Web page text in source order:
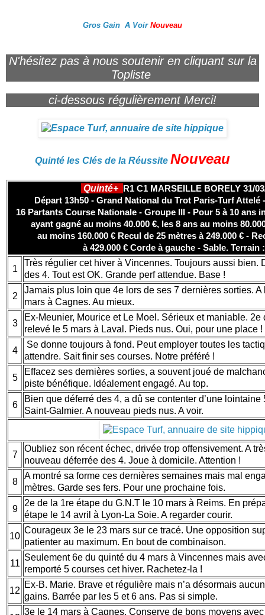
Gros Gain A Voir Nouveau
N'hésitez pas à nous soutenir en cliquant sur la
Topliste
ci-dessous régulièrement Merci!
Quinté les Clés de la Réussite Nouveau
Quinté+ R1 C1 MARSEILLE BORELY 31/
Départ 13h50 - Grand National du Trot Paris-Turf Attelé
16 Partants Course Nationale - Groupe III - Pour 5 à 10 ans
ayant gagné au moins 40.000 €, les 8 ans au moins
au moins 160.000 € Recul de 25 mètres à 249.000 € -
à 429.000 € Corde à gauche - Sable. Terrain
1
Très régulier cet hiver à Vincennes. Toujours aussi bien.
des 4. Tout est OK. Grande perf attendue. Base !
2
Jamais plus loin que 4e lors de ses 7 dernières sorties. A
mars à Cagnes. Au mieux.
3
Ex-Meunier, Mourice et Le Moel. Sérieux et maniable. 2e
relevé le 5 mars à Laval. Pieds nus. Oui, pour une place !
4
Se donne toujours à fond. Peut employer toutes les
attendre. Sait finir ses courses. Notre préféré !
5
Effacez ses dernières sorties, a souvent joué de
piste bénéfique. Idéalement engagé. Au top.
6
Bien que déferré des 4, a dû se contenter d’une
Saint-Galmier. A nouveau pieds nus. A voir.
7
Oubliez son récent échec, drivée trop offensivement. A
nouveau déferrée des 4. Joue à domicile. Attention !
8
A montré sa forme ces dernières semaines mais mal
mètres. Garde ses fers. Pour une prochaine fois.
9
2e de la 1re étape du G.N.T le 10 mars à Reims. En
étape le 14 avril à Lyon-La Soie. A regarder courir.
10
Courageux 3e le 23 mars sur ce tracé. Une opposition
patienter au maximum. En bout de combinaison.
11
Seulement 6e du quinté du 4 mars à Vincennes mais
remporté 5 courses cet hiver. Rachetez-la !
12
Ex-B. Marie. Brave et régulière mais n’a désormais
gains. Barrée par les 5 et 6 ans. Pas si simple.
3e le 14 mars à Cagnes. Conserve de bons moyens